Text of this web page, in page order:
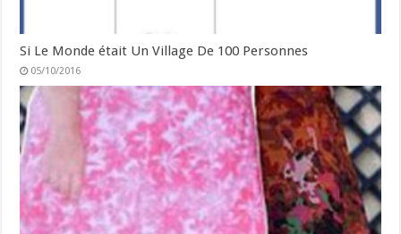
Si Le Monde était Un Village De 100 Personnes
05/10/2016